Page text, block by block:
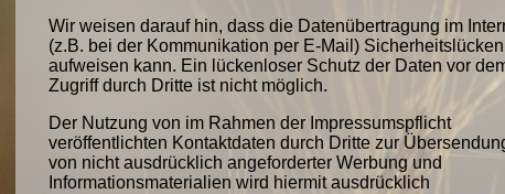
Wir weisen darauf hin, dass die Datenübertragung im
(z.B. bei der Kommunikation per E-Mail) Sicherheitslücken
aufweisen kann. Ein lückenloser Schutz der Daten vor
Zugriff durch Dritte ist nicht möglich.
Der Nutzung von im Rahmen der Impressumspflicht
veröffentlichten Kontaktdaten durch Dritte zur
von nicht ausdrücklich angeforderter Werbung und
Informationsmaterialien wird hiermit ausdrücklich